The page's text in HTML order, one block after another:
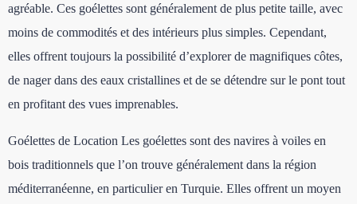
agréable. Ces goélettes sont généralement de plus petite taille, avec
moins de commodités et des intérieurs plus simples. Cependant,
elles offrent toujours la possibilité d’explorer de magnifiques côtes,
de nager dans des eaux cristallines et de se détendre sur le pont tout
en profitant des vues imprenables.
Goélettes de Location Les goélettes sont des navires à voiles en
bois traditionnels que l’on trouve généralement dans la région
méditerranéenne, en particulier en Turquie. Elles offrent un moyen